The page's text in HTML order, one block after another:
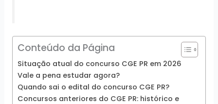
Conteúdo da Página
Situação atual do concurso CGE PR em 2026
Vale a pena estudar agora?
Quando sai o edital do concurso CGE PR?
Concursos anteriores do CGE PR: histórico e